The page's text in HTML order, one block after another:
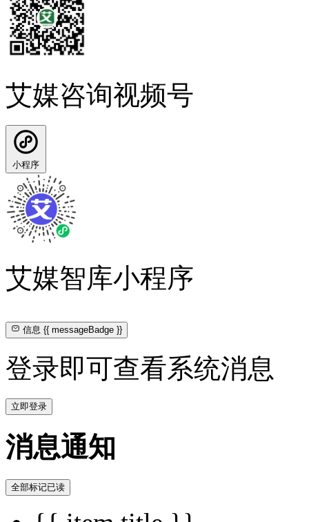
艾媒咨询视频号
小程序
艾媒智库小程序
信息{{ messageBadge }}
登录即可查看系统消息
立即登录
消息通知
全部标记已读